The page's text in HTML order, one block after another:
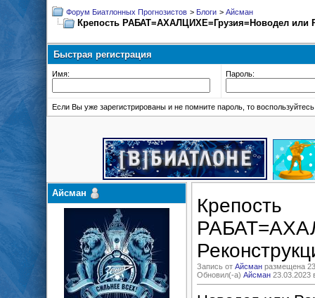
Форум Биатлонных Прогнозистов > Блоги > Айсман
Крепость РАБАТ=АХАЛЦИХЕ=Грузия=Новодел или
Быстрая регистрация
Имя: Пароль:
Если Вы уже зарегистрированы и не помните пароль, то
Крепость
Запись от Айсман размещена
Обновил(-а) Айсман 23.03.2023
Айсман